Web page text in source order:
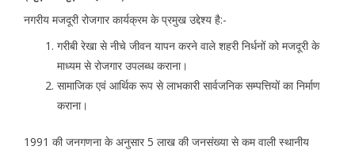
नगरीय मजदूरी रोजगार कार्यक्रम के प्रमुख उद्देश्य है:-
गरीबी रेखा से नीचे जीवन यापन करने वाले शहरी निर्धनों को मजदूरी के
माध्यम से रोजगार उपलब्ध कराना।
सामाजिक एवं आर्थिक रूप से लाभकारी सार्वजनिक सम्पत्तियों का निर्माण
कराना।
1991 की जनगणना के अनुसार 5 लाख की जनसंख्या से कम वाली स्थानीय